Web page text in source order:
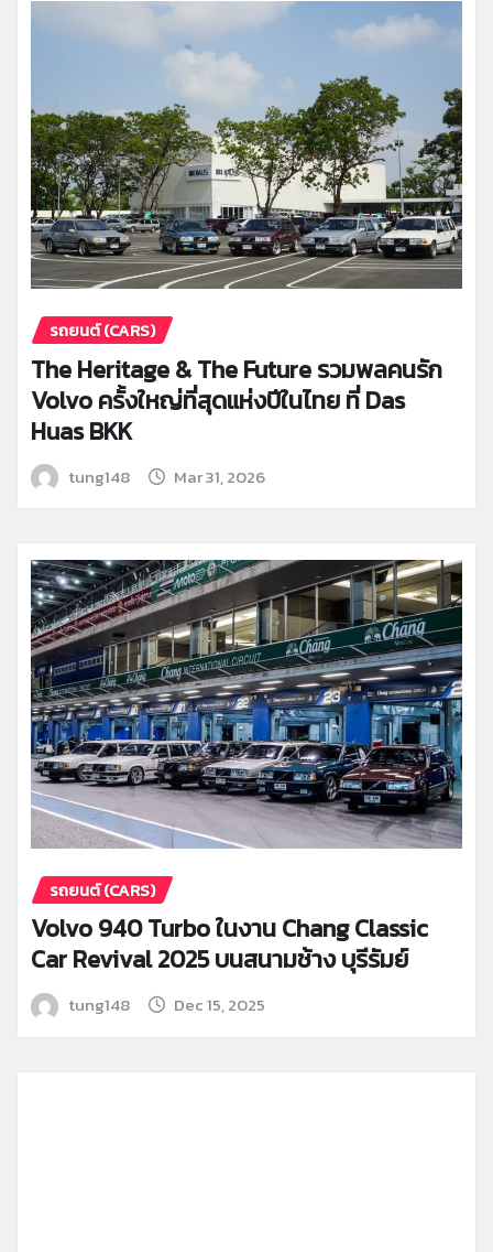
รถยนต์ (CARS)
The Heritage & The Future รวมพลคนรัก
Volvo ครั้งใหญ่ที่สุดแห่งปีในไทย ที่ Das
Huas BKK
tung148 Mar 31, 2026
รถยนต์ (CARS)
Volvo 940 Turbo ในงาน Chang Classic
Car Revival 2025 บนสนามช้าง บุรีรัมย์
tung148 Dec 15, 2025